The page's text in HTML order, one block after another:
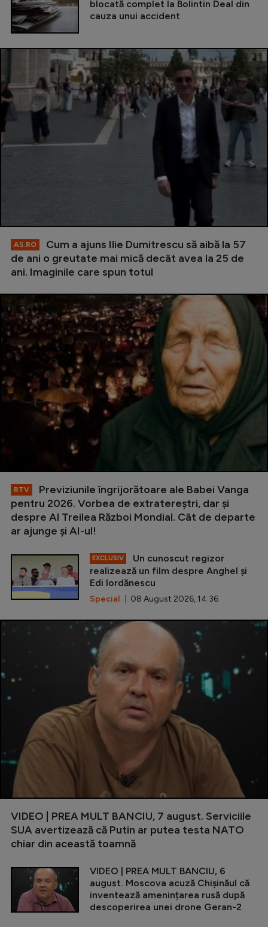
blocată complet la Bolintin Deal din
cauza unui accident
AS.RO
Cum a ajuns Ilie Dumitrescu să aibă la 57
de ani o greutate mai mică decât avea la 25 de
ani. Imaginile care spun totul
RTV
Previziunile îngrijorătoare ale Babei Vanga
pentru 2026. Vorbea de extratereștri, dar și
despre Al Treilea Război Mondial. Cât de departe
ar ajunge și AI-ul!
EXCLUSIV
Un cunoscut regizor
realizează un film despre Anghel și
Edi Iordănescu
Special | 08 August 2026, 14:36
VIDEO | PREA MULT BANCIU, 7 august. Serviciile
SUA avertizează că Putin ar putea testa NATO
chiar din această toamnă
VIDEO | PREA MULT BANCIU, 6
august. Moscova acuză Chișinăul că
inventează amenințarea rusă după
descoperirea unei drone Geran-2